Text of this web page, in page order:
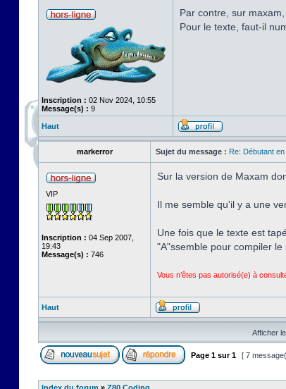
Inscription : 02 Nov 2024, 10:55
Message(s) : 9
Par contre, sur
Pour le texte, faut-il
Haut
markerror Sujet du message : Re: Débutant
VIP
Inscription : 04 Sep 2007,
19:43
Message(s) : 746
Sur la version de Maxam
Il me semble qu'il y a une
Une fois que le texte est
"A"ssemble pour compiler le
Vous n’êtes pas autorisé(e) à
Haut
Afficher
Page 1 sur1 [ 7